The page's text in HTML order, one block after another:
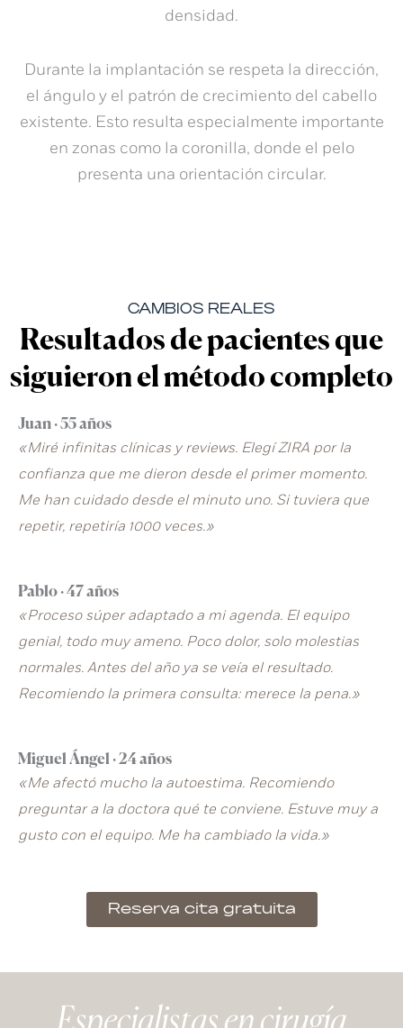
densidad.
Durante la implantación se respeta la dirección,
el ángulo y el patrón de crecimiento del cabello
existente. Esto resulta especialmente importante
en zonas como la coronilla, donde el pelo
presenta una orientación circular.
CAMBIOS REALES
Resultados de pacientes que
siguieron el método completo
Juan · 55 años
«Miré infinitas clínicas y reviews. Elegí ZIRA por la
confianza que me dieron desde el primer momento.
Me han cuidado desde el minuto uno. Si tuviera que
repetir, repetiría 1000 veces.»
Pablo · 47 años
«Proceso súper adaptado a mi agenda. El equipo
genial, todo muy ameno. Poco dolor, solo molestias
normales. Antes del año ya se veía el resultado.
Recomiendo la primera consulta: merece la pena.»
Miguel Ángel · 24 años
«Me afectó mucho la autoestima. Recomiendo
preguntar a la doctora qué te conviene. Estuve muy a
gusto con el equipo. Me ha cambiado la vida.»
Reserva cita gratuita